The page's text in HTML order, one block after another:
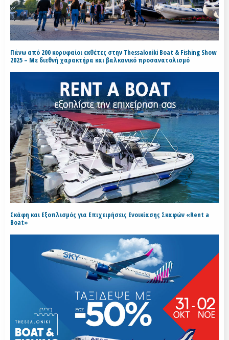
Πάνω από 200 κορυφαίοι εκθέτες στην Thessaloniki Boat & Fishing Show
2025 – Με διεθνή χαρακτήρα και βαλκανικό προσανατολισμό
Σκάφη και Εξοπλισμός για Επιχειρήσεις Ενοικίασης Σκαφών «Rent a
Boat»